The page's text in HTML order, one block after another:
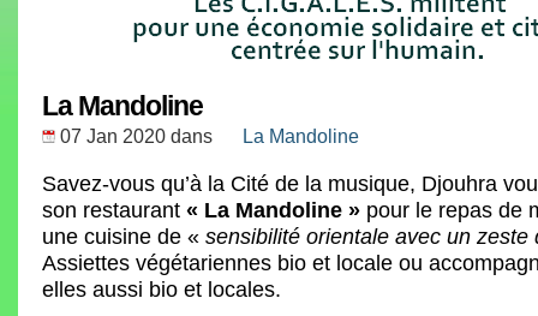
La Mandoline
07 Jan 2020 dans La Mandoline
Savez-vous qu’à la Cité de la musique, Djouhra
son restaurant « La Mandoline » pour le repas de
une cuisine de « sensibilité orientale avec un zeste
Assiettes végétariennes bio et locale ou
elles aussi bio et locales.